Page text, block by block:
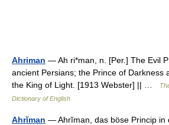
Ahriman — Ah ri*man, n. [Per.] The Evil
ancient Persians; the Prince of Darkness
the King of Light. [1913 Webster] || …
Dictionary of English
Ahrĭman — Ahrĭman, das böse Princip in